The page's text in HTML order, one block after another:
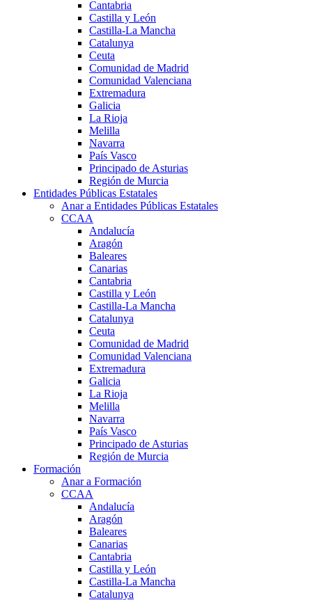
Cantabria
Castilla y León
Castilla-La Mancha
Catalunya
Ceuta
Comunidad de Madrid
Comunidad Valenciana
Extremadura
Galicia
La Rioja
Melilla
Navarra
País Vasco
Principado de Asturias
Región de Murcia
Entidades Públicas Estatales
Anar a Entidades Públicas Estatales
CCAA
Andalucía
Aragón
Baleares
Canarias
Cantabria
Castilla y León
Castilla-La Mancha
Catalunya
Ceuta
Comunidad de Madrid
Comunidad Valenciana
Extremadura
Galicia
La Rioja
Melilla
Navarra
País Vasco
Principado de Asturias
Región de Murcia
Formación
Anar a Formación
CCAA
Andalucía
Aragón
Baleares
Canarias
Cantabria
Castilla y León
Castilla-La Mancha
Catalunya